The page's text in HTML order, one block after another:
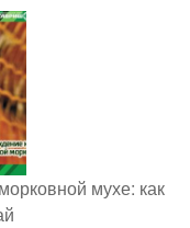
мухе: как